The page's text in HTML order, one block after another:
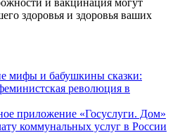
здоровья и здоровья ваших
мифы и бабушкины сказки:
революция в
приложение «Госуслуги. Дом»
коммунальных услуг в России